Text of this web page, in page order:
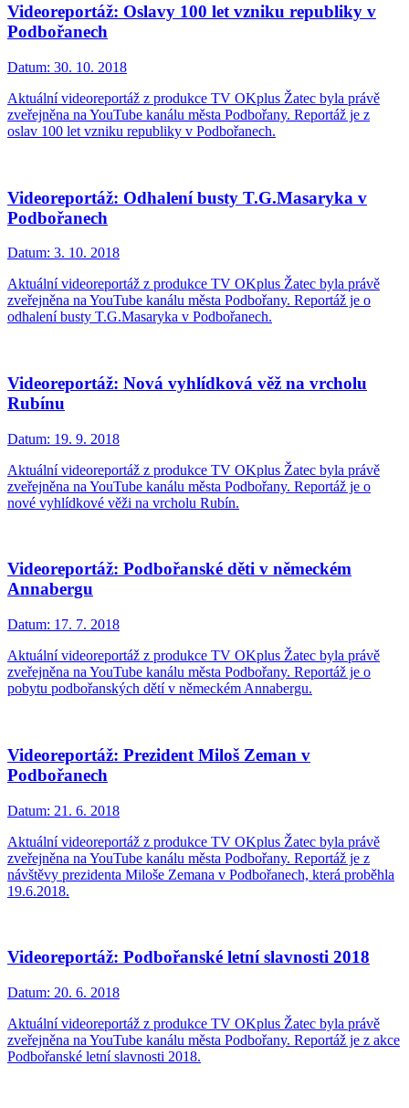
Videoreportáž: Oslavy 100 let vzniku republiky v
Podbořanech
Datum: 30. 10. 2018
Aktuální videoreportáž z produkce TV OKplus Žatec byla právě
zveřejněna na YouTube kanálu města Podbořany. Reportáž je z
oslav 100 let vzniku republiky v Podbořanech.
Videoreportáž: Odhalení busty T.G.Masaryka v
Podbořanech
Datum: 3. 10. 2018
Aktuální videoreportáž z produkce TV OKplus Žatec byla právě
zveřejněna na YouTube kanálu města Podbořany. Reportáž je o
odhalení busty T.G.Masaryka v Podbořanech.
Videoreportáž: Nová vyhlídková věž na vrcholu
Rubínu
Datum: 19. 9. 2018
Aktuální videoreportáž z produkce TV OKplus Žatec byla právě
zveřejněna na YouTube kanálu města Podbořany. Reportáž je o
nové vyhlídkové věži na vrcholu Rubín.
Videoreportáž: Podbořanské děti v německém
Annabergu
Datum: 17. 7. 2018
Aktuální videoreportáž z produkce TV OKplus Žatec byla právě
zveřejněna na YouTube kanálu města Podbořany. Reportáž je o
pobytu podbořanských dětí v německém Annabergu.
Videoreportáž: Prezident Miloš Zeman v
Podbořanech
Datum: 21. 6. 2018
Aktuální videoreportáž z produkce TV OKplus Žatec byla právě
zveřejněna na YouTube kanálu města Podbořany. Reportáž je z
návštěvy prezidenta Miloše Zemana v Podbořanech, která proběhla
19.6.2018.
Videoreportáž: Podbořanské letní slavnosti 2018
Datum: 20. 6. 2018
Aktuální videoreportáž z produkce TV OKplus Žatec byla právě
zveřejněna na YouTube kanálu města Podbořany. Reportáž je z akce
Podbořanské letní slavnosti 2018.